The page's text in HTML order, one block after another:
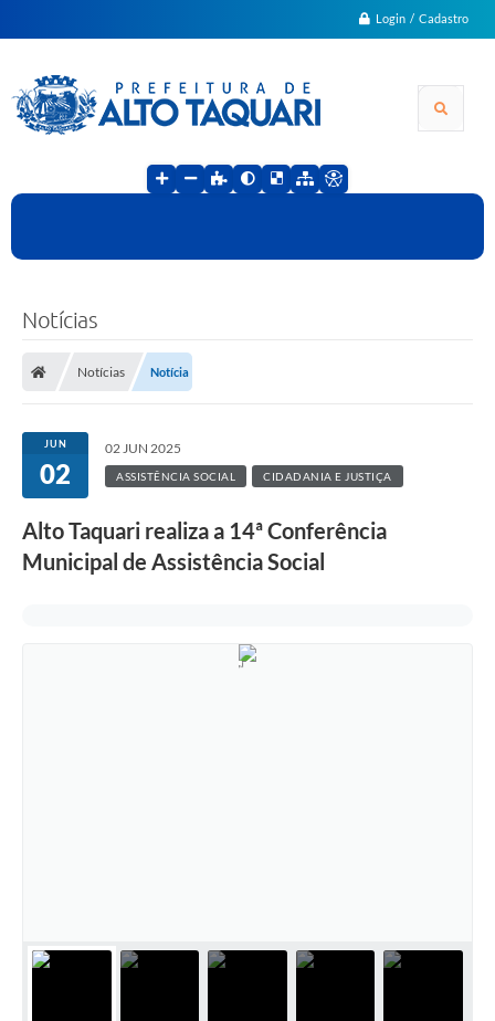
Login / Cadastro
Notícias
Notícias Notícia
JUN
02
02 JUN 2025
ASSISTÊNCIA SOCIAL CIDADANIA E JUSTIÇA
Alto Taquari realiza a 14ª Conferência
Municipal de Assistência Social